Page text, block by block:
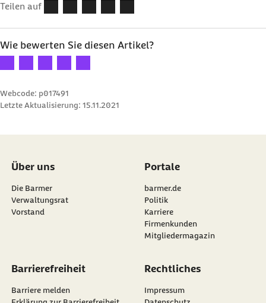
Teilen auf
Wie bewerten Sie diesen Artikel?
Ihre Bewertung: 1 Stern
Ihre Bewertung: 2 Sterne
Ihre Bewertung: 3 Sterne
Ihre Bewertung: 4 Sterne
Ihre Bewertung: 5 Sterne
Webcode: p017491
Letzte Aktualisierung: 15.11.2021
Über uns
Die Barmer
Verwaltungsrat
Vorstand
Portale
barmer.de
Politik
Karriere
Firmenkunden
Mitgliedermagazin
Barrierefreiheit
Barriere melden
Rechtliches
Impressum